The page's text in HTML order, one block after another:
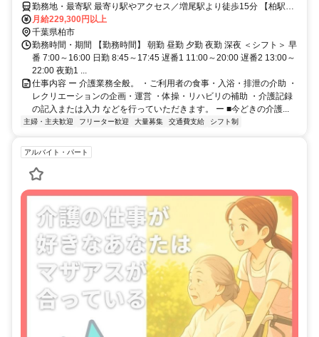
勤務地・最寄駅 最寄り駅やアクセス／増尾駅より徒歩15分 【柏駅】
から車で15分 【新松戸駅】から車で14分
月給229,300円以上
千葉県柏市
勤務時間・期間 【勤務時間】 朝勤 昼勤 夕勤 夜勤 深夜 ＜シフト＞ 早
番 7:00～16:00 日勤 8:45～17:45 遅番1 11:00～20:00 遅番2 13:00～
22:00 夜勤1 ...
仕事内容 ー 介護業務全般。 ・ご利用者の食事・入浴・排泄の介助 ・
レクリエーションの企画・運営 ・体操・リハビリの補助 ・介護記録
の記入または入力 などを行っていただきます。 ー ■今どきの介護...
主婦・主夫歓迎 フリーター歓迎 大量募集 交通費支給 シフト制
アルバイト・パート